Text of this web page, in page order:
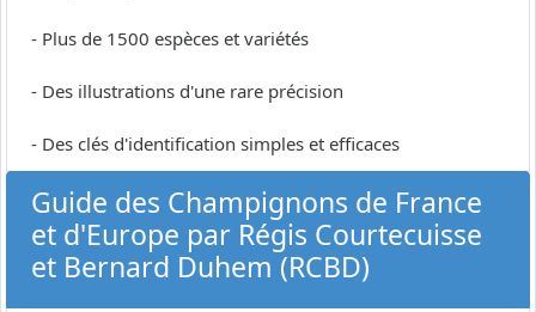
- Plus de 1500 espèces et variétés
- Des illustrations d'une rare précision
- Des clés d'identification simples et efficaces
Guide des Champignons de France
et d'Europe par Régis Courtecuisse
et Bernard Duhem (RCBD)